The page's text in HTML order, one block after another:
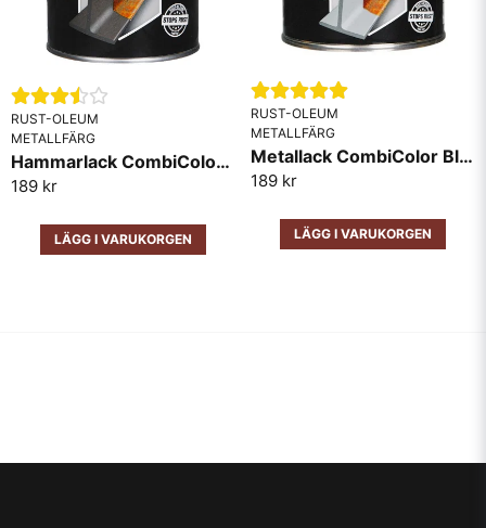
RUST-OLEUM
METALLFÄRG
Hammarlack CombiColor Mörkgrå
189 kr
LÄGG I VARUKORGEN
RUST-OLEUM
METALLFÄRG
Metallack CombiColor Blank RAL7001 Grå
189 kr
LÄGG I VARUKORGEN